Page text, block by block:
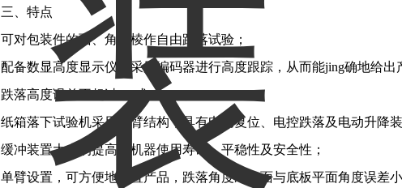
三、特点
可对包装件的面、角、棱作自由跌落试验；
配备数显高度显示仪及采用编码器进行高度跟踪，从而能jing确地给出
跌落高度误差不超过2%或10mm；
纸箱落下试验机采用单臂结构，具有电动复位、电控跌落及电动升降
缓冲装置大大的提高了机器使用寿命、平稳性及安全性；
单臂设置，可方便地放置产品，跌落角度冲击面与底板平面角度误差